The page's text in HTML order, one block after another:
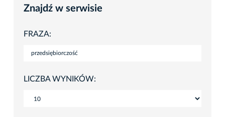
Znajdź w serwisie
FRAZA:
LICZBA WYNIKÓW: